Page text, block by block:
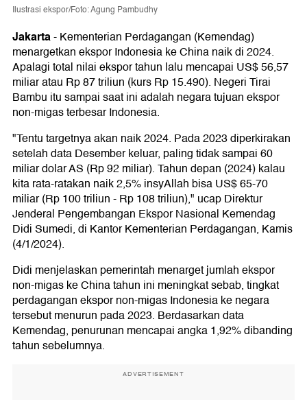
Ilustrasi ekspor/Foto: Agung Pambudhy
Jakarta-Kementerian Perdagangan (Kemendag)
menargetkan ekspor Indonesia ke China naik di 2024.
Apalagi total nilai ekspor tahun lalu mencapai US$ 56,57
miliar atau Rp 87 triliun (kurs Rp 15.490). Negeri Tirai
Bambu itu sampai saat ini adalah negara tujuan ekspor
non-migas terbesar Indonesia.
"Tentu targetnya akan naik 2024. Pada 2023 diperkirakan
setelah data Desember keluar, paling tidak sampai 60
miliar dolar AS (Rp 92 miliar). Tahun depan (2024) kalau
kita rata-ratakan naik 2,5% insyAllah bisa US$ 65-70
miliar (Rp 100 triliun - Rp 108 triliun)," ucap Direktur
Jenderal Pengembangan Ekspor Nasional Kemendag
Didi Sumedi, di Kantor Kementerian Perdagangan, Kamis
(4/1/2024).
Didi menjelaskan pemerintah menarget jumlah ekspor
non-migas ke China tahun ini meningkat sebab, tingkat
perdagangan ekspor non-migas Indonesia ke negara
tersebut menurun pada 2023. Berdasarkan data
Kemendag, penurunan mencapai angka 1,92% dibanding
tahun sebelumnya.
ADVERTISEMENT